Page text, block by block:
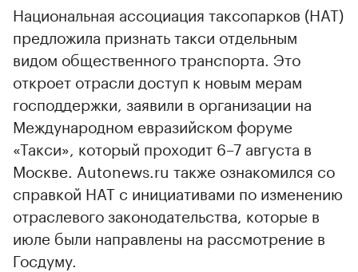
Национальная ассоциация таксопарков (НАТ)
предложила признать такси отдельным
видом общественного транспорта. Это
откроет отрасли доступ к новым мерам
господдержки, заявили в организации на
Международном евразийском форуме
«Такси», который проходит 6–7 августа в
Москве. Autonews.ru также ознакомился со
справкой НАТ с инициативами по изменению
отраслевого законодательства, которые в
июле были направлены на рассмотрение в
Госдуму.